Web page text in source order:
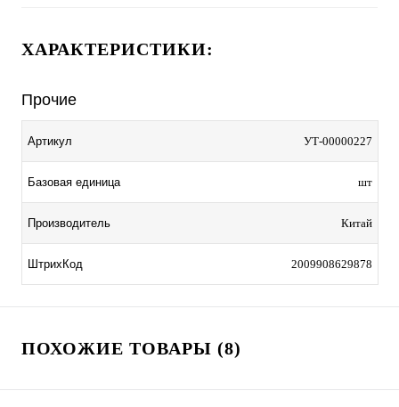
ХАРАКТЕРИСТИКИ:
Прочие
Артикул УТ-00000227
Базовая единица шт
Производитель Китай
ШтрихКод 2009908629878
ПОХОЖИЕ ТОВАРЫ (8)